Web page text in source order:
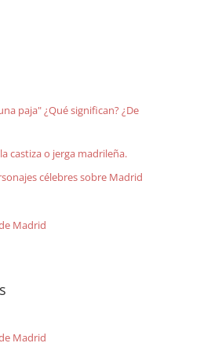
paja" ¿Qué significan? ¿De
castiza o jerga madrileña.
célebres sobre Madrid
Madrid
Madrid